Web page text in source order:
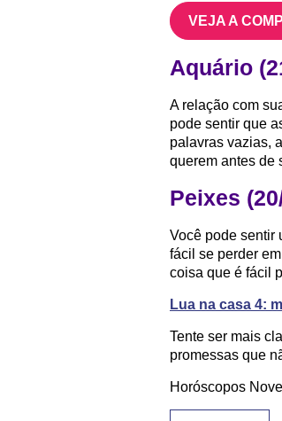
VEJA A
Aquário
A relação com
pode sentir que
palavras vazias,
querem antes de
Peixes
Você pode sentir
fácil se perder
coisa que é fácil
Lua na casa 4:
Tente ser mais
promessas que
Horóscopos